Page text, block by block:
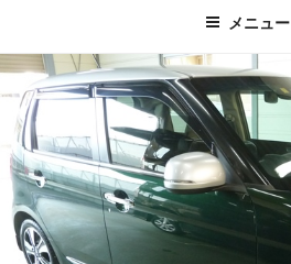
メニュー